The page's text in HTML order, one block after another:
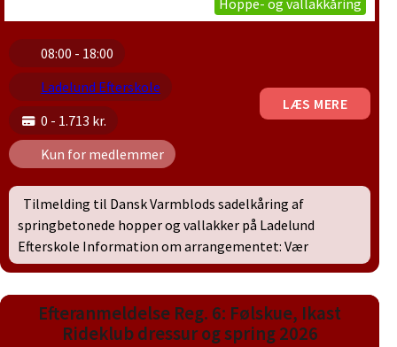
Hoppe- og vallakkåring
08:00 - 18:00
Ladelund Efterskole
0 - 1.713 kr.
Kun for medlemmer
LÆS MERE
Tilmelding til Dansk Varmblods sadelkåring af
springbetonede hopper og vallakker på Ladelund
Efterskole Information om arrangementet: Vær
Efteranmeldelse Reg. 6: Følskue, Ikast
Rideklub dressur og spring 2026